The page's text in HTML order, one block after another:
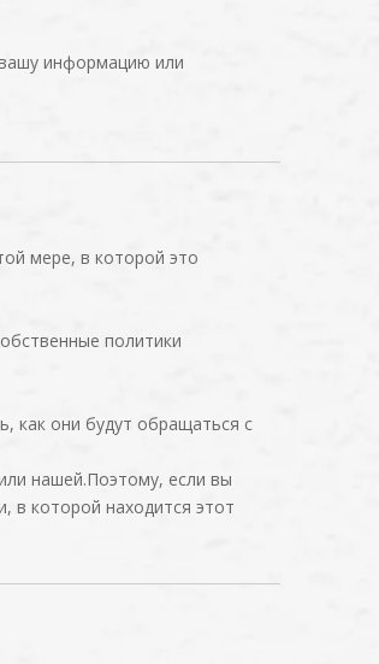
информацию или
мере, в которой это
политики
как они будут обращаться с
нашей.Поэтому, если вы
в которой находится этот